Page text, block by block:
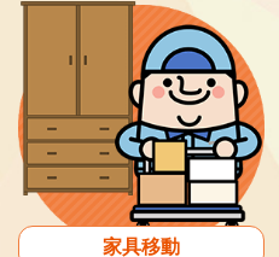
家具移動